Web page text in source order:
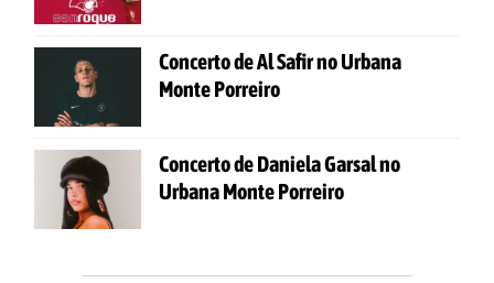
Concerto de Al Safir no Urbana
Monte Porreiro
Concerto de Daniela Garsal no
Urbana Monte Porreiro